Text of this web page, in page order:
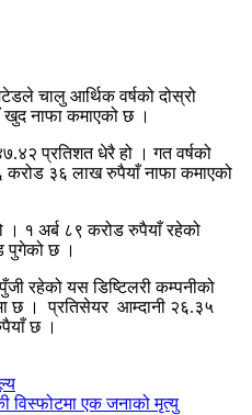
चालु आर्थिक वर्षको दोस्रो
नाफा कमाएको छ ।
प्रतिशत धेरै हो । गत वर्षको
करोड ३६ लाख रुपैयाँ नाफा कमाएको
। १ अर्ब ८९ करोड रुपैयाँ रहेको
पुगेको छ ।
रहेको यस डिष्टिलरी कम्पनीको
छ । प्रतिसेयर आम्दानी २६.३५
छ ।
विस्फोटमा एक जनाको मृत्यु